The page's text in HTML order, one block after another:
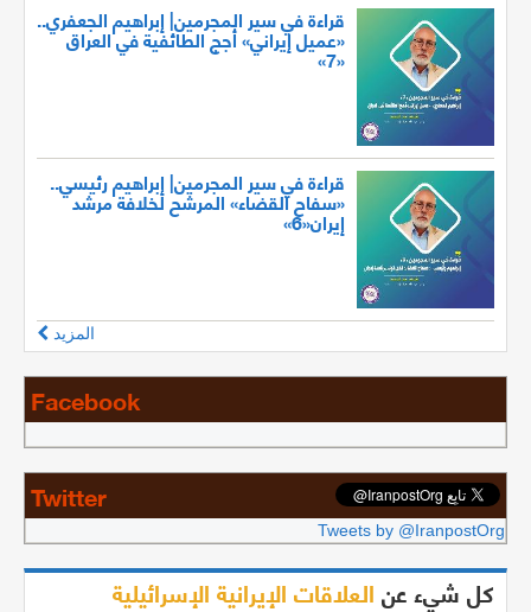
قراءة في سير المجرمين| إبراهيم الجعفري..
«عميل إيراني» أجج الطائفية في العراق
«7»
قراءة في سير المجرمين| إبراهيم رئيسي..
«سفاح القضاء» المرشح لخلافة مرشد
إيران«6»
المزيد
Facebook
Twitter
Tweets by @IranpostOrg
كل شيء عنالعلاقات الإيرانية الإسرائيلية